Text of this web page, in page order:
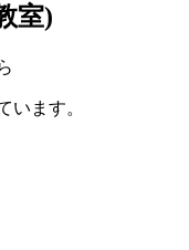
室)
います。